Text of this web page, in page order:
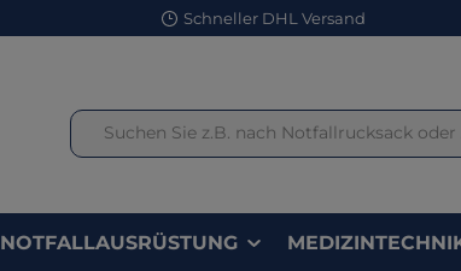
Schneller DHL Versand
NOTFALLAUSRÜSTUNG